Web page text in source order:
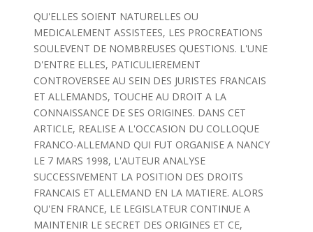
QU'ELLES SOIENT NATURELLES OU
MEDICALEMENT ASSISTEES, LES PROCREATIONS
SOULEVENT DE NOMBREUSES QUESTIONS. L'UNE
D'ENTRE ELLES, PATICULIEREMENT
CONTROVERSEE AU SEIN DES JURISTES FRANCAIS
ET ALLEMANDS, TOUCHE AU DROIT A LA
CONNAISSANCE DE SES ORIGINES. DANS CET
ARTICLE, REALISE A L'OCCASION DU COLLOQUE
FRANCO-ALLEMAND QUI FUT ORGANISE A NANCY
LE 7 MARS 1998, L'AUTEUR ANALYSE
SUCCESSIVEMENT LA POSITION DES DROITS
FRANCAIS ET ALLEMAND EN LA MATIERE. ALORS
QU'EN FRANCE, LE LEGISLATEUR CONTINUE A
MAINTENIR LE SECRET DES ORIGINES ET CE,